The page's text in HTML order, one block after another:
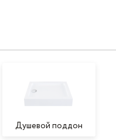
Душевой поддон